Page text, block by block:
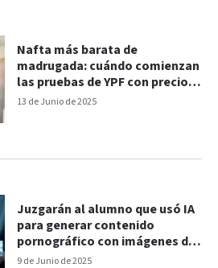
13 de Junio de 2025
Nafta más barata de
madrugada: cuándo comienzan
las pruebas de YPF con precios
segmentados con IA
9 de Junio de 2025
Juzgarán al alumno que usó IA
para generar contenido
pornográfico con imágenes de
sus compañeras